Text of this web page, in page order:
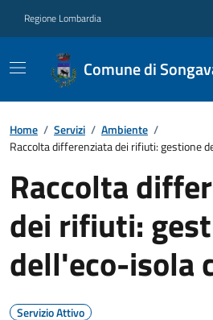
Regione Lombardia
Comune di
Home / Servizi / Ambiente /
Raccolta differenziata dei rifiuti: gestione
Raccolta
dei rifiuti:
dell'eco-isola
Servizio Attivo